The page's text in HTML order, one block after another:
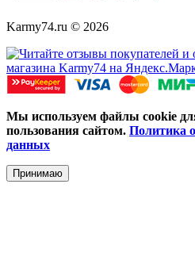
Karmy74.ru © 2026
Мы используем файлы cookie
пользования сайтом. Политика
данных
Принимаю